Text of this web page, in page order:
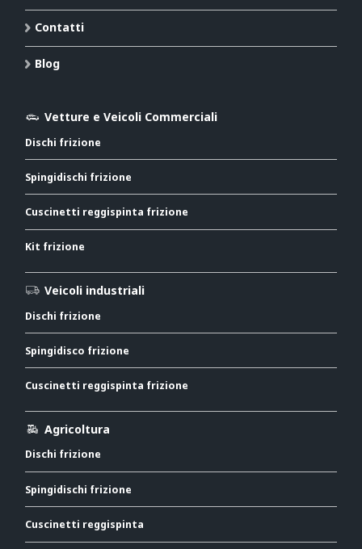
Contatti
Blog
Vetture e Veicoli Commerciali
Dischi frizione
Spingidischi frizione
Cuscinetti reggispinta frizione
Kit frizione
Veicoli industriali
Dischi frizione
Spingidisco frizione
Cuscinetti reggispinta frizione
Agricoltura
Dischi frizione
Spingidischi frizione
Cuscinetti reggispinta